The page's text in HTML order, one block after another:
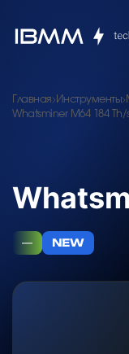
Главная Инструменты
Whatsminer M64 184 Th/
— NEW